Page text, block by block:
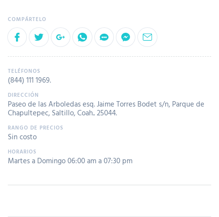
(844) 111 1969.
Paseo de las Arboledas esq. Jaime Torres Bodet s/n, Parque de
Chapultepec, Saltillo, Coah.. 25044.
Sin costo
Martes a Domingo 06:00 am a 07:30 pm